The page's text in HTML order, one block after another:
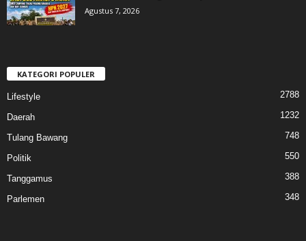
Agustus 7, 2026
KATEGORI POPULER
Lifestyle 2788
Daerah 1232
Tulang Bawang 748
Politik 550
Tanggamus 388
Parlemen 348